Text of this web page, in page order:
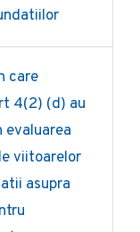
care
4(2) (d) au
evaluarea
viitoarelor
asupra